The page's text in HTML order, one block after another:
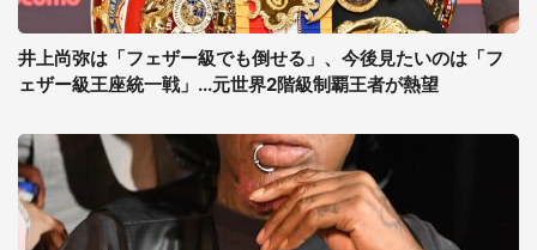
井上尚弥は「フェザー級でも倒せる」、今後見たいのは「フ
ェザー級王座統一戦」...元世界2階級制覇王者が熱望